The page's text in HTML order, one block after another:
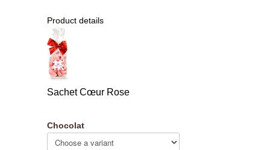
Product details
Sachet Cœur Rose
Chocolat